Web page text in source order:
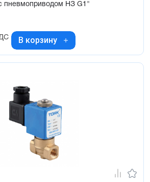
пневмоприводом НЗ G1"
В корзину